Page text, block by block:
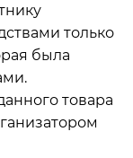
только
была
товара